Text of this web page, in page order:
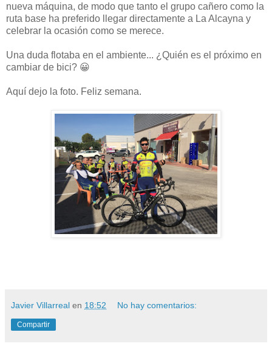
nueva máquina, de modo que tanto el grupo cañero como la
ruta base ha preferido llegar directamente a La Alcayna y
celebrar la ocasión como se merece.
Una duda flotaba en el ambiente... ¿Quién es el próximo en
cambiar de bici? 😀
Aquí dejo la foto. Feliz semana.
Javier Villarreal en 18:52 No hay comentarios:
Compartir